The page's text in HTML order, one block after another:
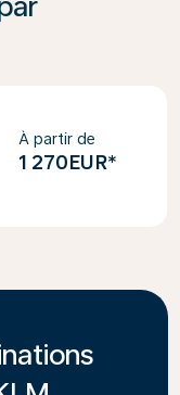
À partir de
1 270EUR*